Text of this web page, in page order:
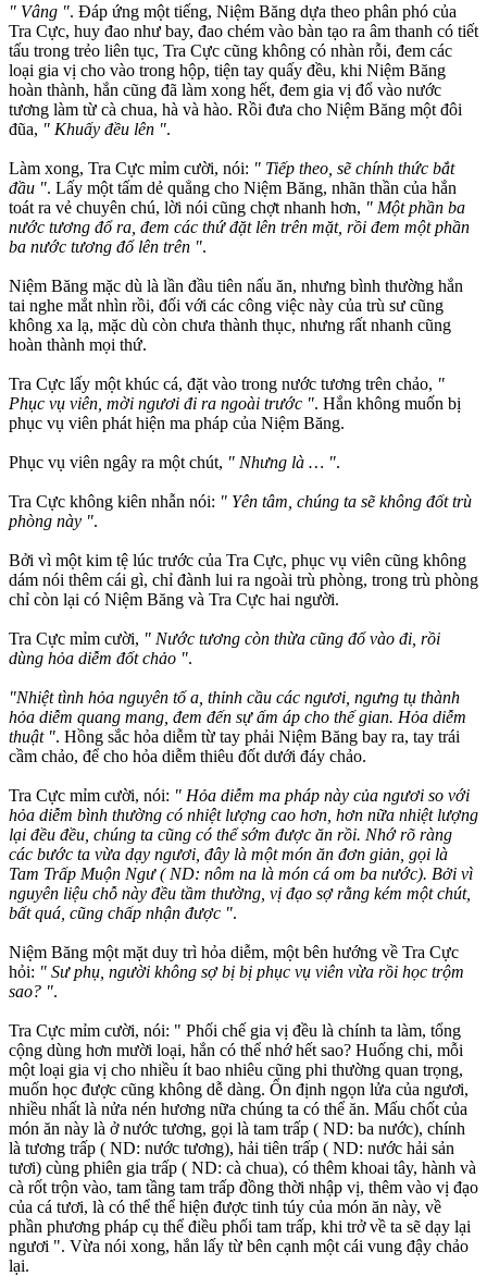
" Vâng ". Đáp ứng một tiếng, Niệm Băng dựa theo phân phó của
Tra Cực, huy đao như bay, đao chém vào bàn tạo ra âm thanh có tiết
tấu trong trẻo liên tục, Tra Cực cũng không có nhàn rỗi, đem các
loại gia vị cho vào trong hộp, tiện tay quấy đều, khi Niệm Băng
hoàn thành, hắn cũng đã làm xong hết, đem gia vị đổ vào nước
tương làm từ cà chua, hà và hào. Rồi đưa cho Niệm Băng một đôi
đũa, " Khuấy đều lên ".
Làm xong, Tra Cực mỉm cười, nói: " Tiếp theo, sẽ chính thức bắt
đầu ". Lấy một tấm dẻ quẳng cho Niệm Băng, nhãn thần của hắn
toát ra vẻ chuyên chú, lời nói cũng chợt nhanh hơn, " Một phần ba
nước tương đổ ra, đem các thứ đặt lên trên mặt, rồi đem một phần
ba nước tương đổ lên trên ".
Niệm Băng mặc dù là lần đầu tiên nấu ăn, nhưng bình thường hắn
tai nghe mắt nhìn rồi, đối với các công việc này của trù sư cũng
không xa lạ, mặc dù còn chưa thành thục, nhưng rất nhanh cũng
hoàn thành mọi thứ.
Tra Cực lấy một khúc cá, đặt vào trong nước tương trên chảo, "
Phục vụ viên, mời ngươi đi ra ngoài trước ". Hắn không muốn bị
phục vụ viên phát hiện ma pháp của Niệm Băng.
Phục vụ viên ngây ra một chút, " Nhưng là … ".
Tra Cực không kiên nhẫn nói: " Yên tâm, chúng ta sẽ không đốt trù
phòng này ".
Bởi vì một kim tệ lúc trước của Tra Cực, phục vụ viên cũng không
dám nói thêm cái gì, chỉ đành lui ra ngoài trù phòng, trong trù phòng
chỉ còn lại có Niệm Băng và Tra Cực hai người.
Tra Cực mỉm cười, " Nước tương còn thừa cũng đổ vào đi, rồi
dùng hỏa diễm đốt chảo ".
"Nhiệt tình hỏa nguyên tố a, thỉnh cầu các ngươi, ngưng tụ thành
hỏa diễm quang mang, đem đến sự ấm áp cho thế gian. Hỏa diễm
thuật ". Hồng sắc hỏa diễm từ tay phải Niệm Băng bay ra, tay trái
cầm chảo, để cho hỏa diễm thiêu đốt dưới đáy chảo.
Tra Cực mỉm cười, nói: " Hỏa diễm ma pháp này của ngươi so với
hỏa diễm bình thường có nhiệt lượng cao hơn, hơn nữa nhiệt lượng
lại đều đều, chúng ta cũng có thể sớm được ăn rồi. Nhớ rõ ràng
các bước ta vừa dạy ngươi, đây là một món ăn đơn giản, gọi là
Tam Trấp Muộn Ngư ( ND: nôm na là món cá om ba nước). Bởi vì
nguyên liệu chỗ này đều tầm thường, vị đạo sợ rằng kém một chút,
bất quá, cũng chấp nhận được ".
Niệm Băng một mặt duy trì hỏa diễm, một bên hướng về Tra Cực
hỏi: " Sư phụ, người không sợ bị bị phục vụ viên vừa rồi học trộm
sao? ".
Tra Cực mỉm cười, nói: " Phối chế gia vị đều là chính ta làm, tổng
cộng dùng hơn mười loại, hắn có thể nhớ hết sao? Huống chi, mỗi
một loại gia vị cho nhiều ít bao nhiêu cũng phi thường quan trọng,
muốn học được cũng không dễ dàng. Ổn định ngọn lửa của ngươi,
nhiều nhất là nửa nén hương nữa chúng ta có thể ăn. Mấu chốt của
món ăn này là ở nước tương, gọi là tam trấp ( ND: ba nước), chính
là tương trấp ( ND: nước tương), hải tiên trấp ( ND: nước hải sản
tươi) cùng phiên gia trấp ( ND: cà chua), có thêm khoai tây, hành và
cà rốt trộn vào, tam tầng tam trấp đồng thời nhập vị, thêm vào vị đạo
của cá tươi, là có thể thể hiện được tinh túy của món ăn này, về
phần phương pháp cụ thể điều phối tam trấp, khi trở về ta sẽ dạy lại
ngươi ". Vừa nói xong, hắn lấy từ bên cạnh một cái vung đậy chảo
lại.